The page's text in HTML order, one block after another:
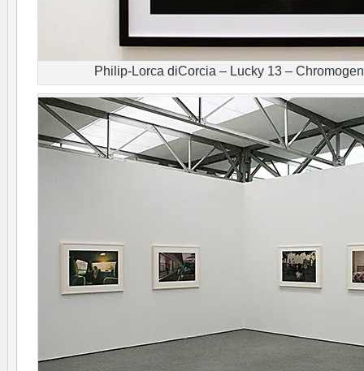
Philip-Lorca diCorcia – Lucky 13 –